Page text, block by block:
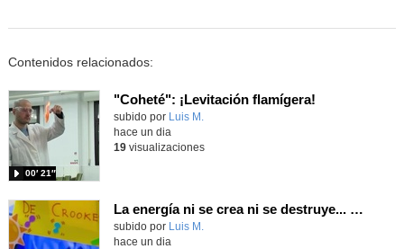
Contenidos relacionados:
"Coheté": ¡Levitación flamígera!
Contenido educativo.
subido por Luis M.
00′ 21″
hace un dia
19visualizaciones
La energía ni se crea ni se destruye... ¡se experimenta! El Tierno en la Feria Madrid es Ciencia 2026
Contenido educativo.
subido por Luis M.
hace un dia